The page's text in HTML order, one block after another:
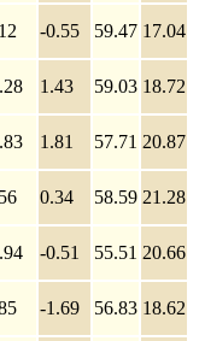
-0.55 59.47 17.04
1.43 59.03 18.72
1.81 57.71 20.87
0.34 58.59 21.28
-0.51 55.51 20.66
-1.69 56.83 18.62